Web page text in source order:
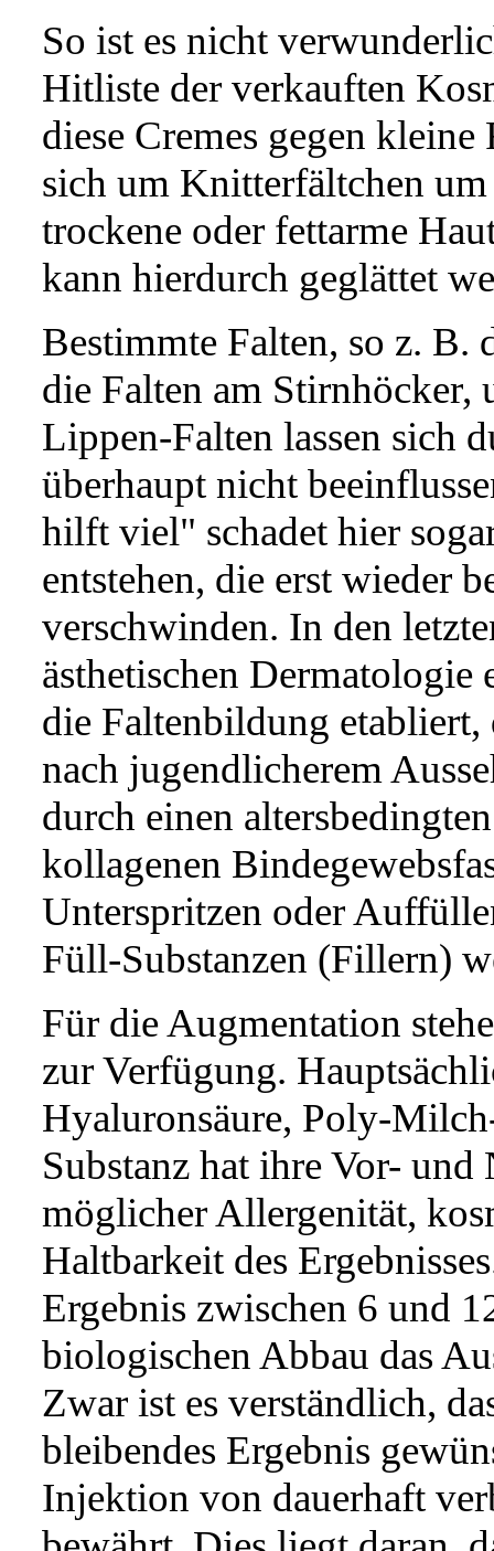
So ist es nicht
Hitliste der verkauften
diese Cremes gegen
sich um Knitterfältchen
trockene oder fettarme
kann hierdurch geglättet
Bestimmte Falten, so z.
die Falten am Stirnhöcker,
Lippen-Falten lassen sich
überhaupt nicht
hilft viel" schadet hier
entstehen, die erst wieder
verschwinden. In den
ästhetischen Dermatologie
die Faltenbildung etabliert,
nach jugendlicherem
durch einen
kollagenen
Unterspritzen oder
Füll-Substanzen (Fillern)
Für die Augmentation
zur Verfügung.
Hyaluronsäure, Poly-
Substanz hat ihre Vor-
möglicher Allergenität,
Haltbarkeit des
Ergebnis zwischen 6 und
biologischen Abbau das
Zwar ist es verständlich,
bleibendes Ergebnis
Injektion von dauerhaft